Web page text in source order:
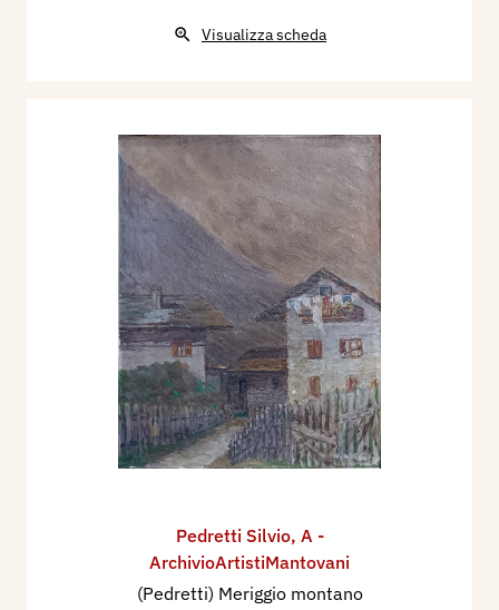
Visualizza scheda
Pedretti Silvio, A -
ArchivioArtistiMantovani
(Pedretti) Meriggio montano